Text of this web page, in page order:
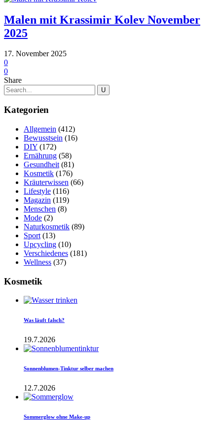
Malen mit Krassimir Kolev November
2025
17. November 2025
0
0
Share
Kategorien
Allgemein (412)
Bewusstsein (16)
DIY (172)
Ernährung (58)
Gesundheit (81)
Kosmetik (176)
Kräuterwissen (66)
Lifestyle (116)
Magazin (119)
Menschen (8)
Mode (2)
Naturkosmetik (89)
Sport (13)
Upcycling (10)
Verschiedenes (181)
Wellness (37)
Kosmetik
Was läuft falsch?
19.7.2026
Sonnenblumen-Tinktur selber machen
12.7.2026
Sommerglow ohne Make-up